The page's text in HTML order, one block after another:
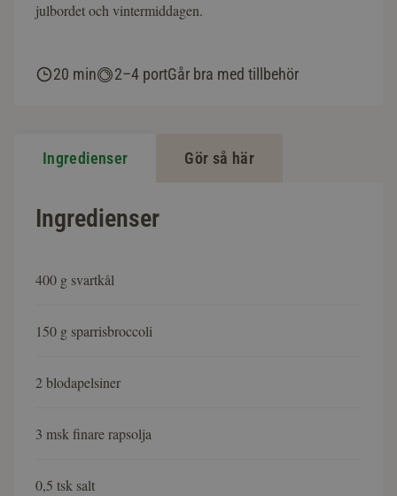
julbordet och vintermiddagen.
20 min 2–4 portGår bra med tillbehör
Ingredienser Gör så här
Ingredienser
400 g svartkål
150 g sparrisbroccoli
2 blodapelsiner
3 msk finare rapsolja
0,5 tsk salt